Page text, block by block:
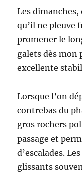
Les dimanches,
qu’il ne pleuve
promener le
galets dès mon
excellente
Lorsque l’on
contrebas du
gros rochers
passage et
d’escalades.
glissants